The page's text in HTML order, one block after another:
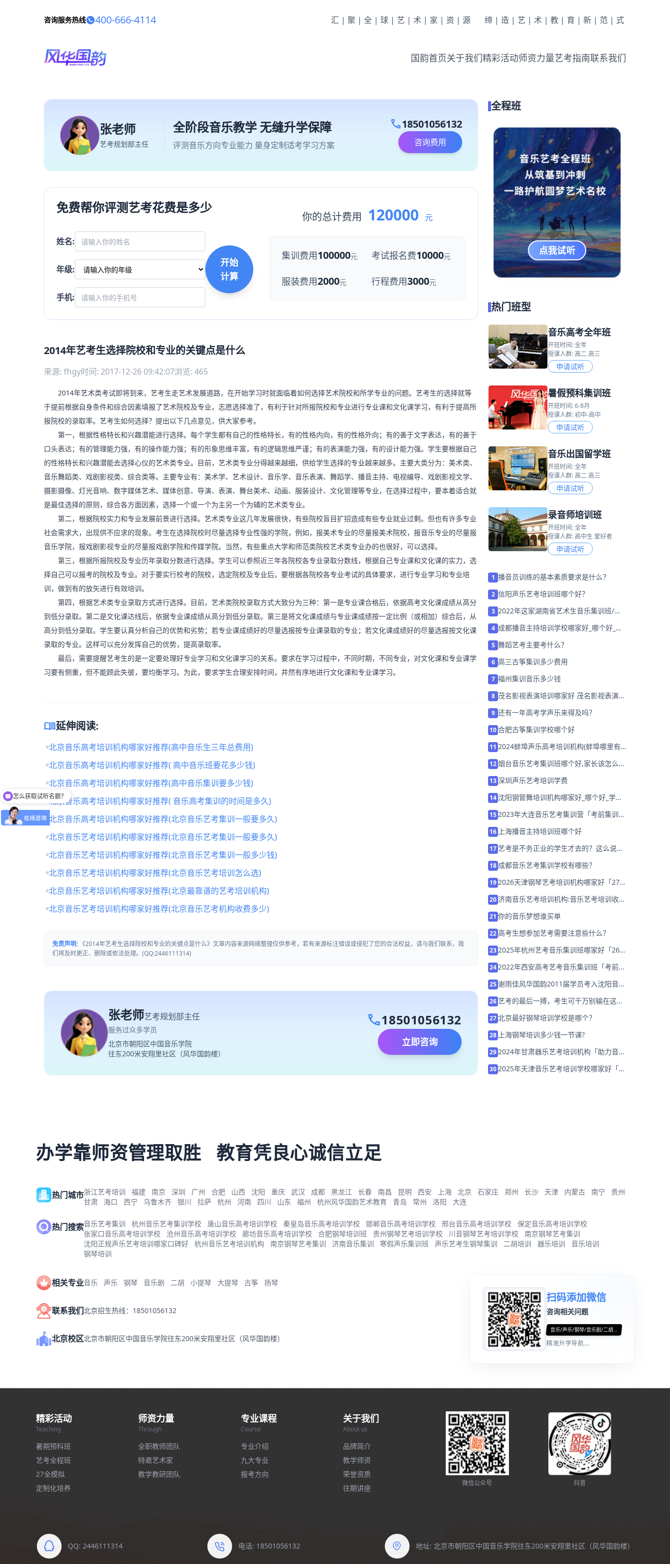
咨询服务热线 400-666-4114 汇|聚|全|球|艺|术|家|资|源 缔|造|艺|术|教|育|新|范|式
国韵首页关于我们精彩活动师资力量艺考指南联系我们
张老师
艺考规划部主任
全阶段音乐教学 无缝升学保障
评测音乐方向专业能力 量身定制适考学习方案
call18501056132
咨询费用
免费帮你评测艺考花费是多少
姓名:
年级:
手机:
开始
计算
你的总计费用 120000 元
集训费用100000元 考试报名费10000元
服装费用2000元 行程费用3000元
2014年艺考生选择院校和专业的关键点是什么
来源: fhgy时间: 2017-12-26 09:42:07浏览: 465
2014年艺术类考试即将到来，艺考生走艺术发展道路，在开始学习时就面临着如何选择艺术院校和所学专业的问题。艺考生的选择就等
于提前根据自身条件和综合因素填报了艺术院校及专业，志愿选择准了，有利于针对所报院校和专业进行专业课和文化课学习，有利于提高所
报院校的录取率。艺考生如何选择？提出以下几点意见，供大家参考。
第一，根据性格特长和兴趣潜能进行选择。每个学生都有自己的性格特长，有的性格内向，有的性格外向；有的善于文字表达，有的善于
口头表达；有的管理能力强，有的操作能力强；有的形象思维丰富，有的逻辑思维严谨；有的表演能力强，有的设计能力强。学生要根据自己
的性格特长和兴趣潜能去选择心仪的艺术类专业。目前，艺术类专业分得越来越细，供给学生选择的专业越来越多。主要大类分为：美术类、
音乐舞蹈类、戏剧影视类、综合类等。主要专业有：美术学、艺术设计、音乐学、音乐表演、舞蹈学、播音主持、电视编导、戏剧影视文学、
摄影摄像、灯光音响、数字媒体艺术、媒体创意、导演、表演、舞台美术、动画、服装设计、文化管理等专业，在选择过程中，要本着适合就
是最佳选择的原则，综合各方面因素，选择一个或一个为主另一个为辅的艺术类专业。
第二，根据院校实力和专业发展前景进行选择。艺术类专业这几年发展很快，有些院校盲目扩招造成有些专业就业过剩。但也有许多专业
社会需求大，出现供不应求的现象。考生在选择院校时尽量选择专业性强的学院，例如，报美术专业的尽量报美术院校，报音乐专业的尽量报
音乐学院，报戏剧影视专业的尽量报戏剧学院和传媒学院。当然，有些重点大学和师范类院校艺术类专业办的也很好，可以选择。
第三，根据所报院校及专业历年录取分数进行选择。学生可以参照近三年各院校各专业录取分数线，根据自己专业课和文化课的实力，选
择自己可以报考的院校及专业。对于要实行校考的院校，选定院校及专业后，要根据各院校各专业考试的具体要求，进行专业学习和专业培
训，做到有的放矢进行有效培训。
第四，根据艺术类专业录取方式进行选择。目前，艺术类院校录取方式大致分为三种：第一是专业课合格后，依据高考文化课成绩从高分
到低分录取。第二是文化课达线后，依据专业课成绩从高分到低分录取。第三是将文化课成绩与专业课成绩按一定比例（或相加）综合后，从
高分到低分录取。学生要认真分析自己的优势和劣势；若专业课成绩好的尽量选报按专业课录取的专业；若文化课成绩好的尽量选报按文化课
录取的专业。这样可以充分发挥自己的优势，提高录取率。
最后，需要提醒艺考生的是一定要处理好专业学习和文化课学习的关系。要求在学习过程中，不同时期，不同专业，对文化课和专业课学
习要有侧重，但不能顾此失彼，要均衡学习。为此，要求学生合理安排时间，井然有序地进行文化课和专业课学习。
menu_book延伸阅读:
北京音乐高考培训机构哪家好推荐(高中音乐生三年总费用)
北京音乐高考培训机构哪家好推荐( 高中音乐班要花多少钱)
北京音乐高考培训机构哪家好推荐(高中音乐集训要多少钱)
北京音乐高考培训机构哪家好推荐( 音乐高考集训的时间是多久)
北京音乐高考培训机构哪家好推荐(北京音乐艺考集训一般要多久)
北京音乐艺考培训机构哪家好推荐(北京音乐艺考集训一般要多久)
北京音乐艺考培训机构哪家好推荐(北京音乐艺考集训一般多少钱)
北京音乐艺考培训机构哪家好推荐(北京音乐艺考培训怎么选)
北京音乐艺考培训机构哪家好推荐(北京最靠谱的艺考培训机构)
北京音乐艺考培训机构哪家好推荐(北京音乐艺考机构收费多少)
免责声明: 《2014年艺考生选择院校和专业的关键点是什么》文章内容来源网络整理仅供参考，若有来源标注错误或侵犯了您的合法权益，请与我们联系，我
们将及时更正、删除或依法处理。(QQ:2446111314)
张老师艺考规划部主任
服务过众多学员
北京市朝阳区中国音乐学院
往东200米安翔里社区（风华国韵楼）
call18501056132
立即咨询
全程班
点我试听
热门班型
音乐高考全年班
开班时间: 全年
授课人群: 高二 高三
申请试听
暑假预科集训班
开班时间: 6-8月
授课人群: 初中-高中
申请试听
音乐出国留学班
开班时间: 全年
授课人群: 高二 高三
申请试听
录音师培训班
开班时间: 全年
授课人群: 高中生 爱好者
申请试听
1 播音员训练的基本素质要求是什么？
2 信阳声乐艺考培训班哪个好？
3 2022年这家湖南省艺术生音乐集训班/学
4 成都播音主持培训学校哪家好_哪个好_学
5 舞蹈艺考主要考什么？
6 高三古筝集训多少费用
7 福州集训音乐多少钱
8 茂名影视表演培训哪家好 茂名影视表演培
9 还有一年高考学声乐来得及吗？
10合肥古筝集训学校哪个好
11 2024蚌埠声乐高考培训机构(蚌埠哪里有
12烟台音乐艺考集训班哪个好,家长该怎么
13深圳声乐艺考培训学费
14沈阳钢管舞培训机构哪家好_哪个好_学费
152023年大连音乐艺考集训营「考前集训营
16 上海播音主持培训班哪个好
17艺考是不务正业的学生才去的？这么说你
18 成都音乐艺考集训学校有哪些？
192026天津钢琴艺考培训机构哪家好「27
20 济南音乐艺考培训机构:音乐艺考培训收费
21 你的音乐梦想谁买单
22高考生想参加艺考需要注意些什么？
232025年杭州艺考音乐集训班哪家好「26
242022年西安高考艺考音乐集训班「考前集
25谢雨佳风华国韵2011届学员考入沈阳音乐
26艺考的最后一搏，考生可千万别输在这几
27北京最好钢琴培训学校是哪个？
28 上海钢琴培训多少钱一节课?
292024年甘肃器乐艺考培训机构「助力音乐
302025年天津音乐艺考培训学校哪家好「集
办学靠师资管理取胜 教育凭良心诚信立足
热门城市浙江艺考培训 福建 南京 深圳 广州 合肥 山西 沈阳 重庆 武汉 成都 黑龙江 长春 南昌 昆明 西安 上海 北京 石家庄 郑州 长沙 天津 内蒙古 南宁
贵州
甘肃
海口 西宁 乌鲁木齐 银川 拉萨 杭州 河南 四川 山东 福州 杭州风华国韵艺术教育 青岛 常州 洛阳 大连
热门搜索音乐艺考集训 杭州音乐艺考集训学校 唐山音乐高考培训学校 秦皇岛音乐高考培训学校 邯郸音乐高考培训学校 邢台音乐高考培训学校
保定音乐高考培训学校
张家口音乐高考培训学校
沧州音乐高考培训学校 廊坊音乐高考培训学校 合肥钢琴培训班 贵州钢琴艺考培训学校 川音钢琴艺考培训学校
南京钢琴艺考集训
沈阳正规声乐艺考培训哪家口碑好
杭州音乐艺考培训机构 南京钢琴艺考集训 济南音乐集训 寒假声乐集训班 声乐艺考生钢琴集训 二胡培训 器乐培训
音乐培训
钢琴培训
相关专业音乐 声乐 钢琴 音乐剧 二胡 小提琴 大提琴 古筝 扬琴
联系我们北京招生热线：18501056132
北京校区北京市朝阳区中国音乐学院往东200米安翔里社区（风华国韵楼）
扫码添加微信
咨询相关问题
音乐/声乐/钢琴/音乐剧/二胡...
精准升学导航...
精彩活动
Teaching
暑期预科班
艺考全程班
27全模拟
定制化培养
师资力量
Through
全职教师团队
特邀艺术家
教学教研团队
专业课程
Course
专业介绍
九大专业
报考方向
关于我们
About us
品牌简介
教学师资
荣誉资质
往期讲座
微信公众号 抖音
QQ: 2446111314 电话: 18501056132 地址: 北京市朝阳区中国音乐学院往东200米安翔里社区（风华国韵楼）
怎么获取试听名额？